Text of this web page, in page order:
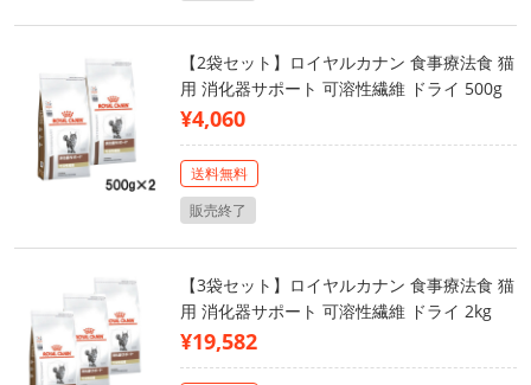
【2袋セット】ロイヤルカナン 食事療法食 猫
用 消化器サポート 可溶性繊維 ドライ 500g
¥4,060
送料無料
販売終了
【3袋セット】ロイヤルカナン 食事療法食 猫
用 消化器サポート 可溶性繊維 ドライ 2kg
¥19,582